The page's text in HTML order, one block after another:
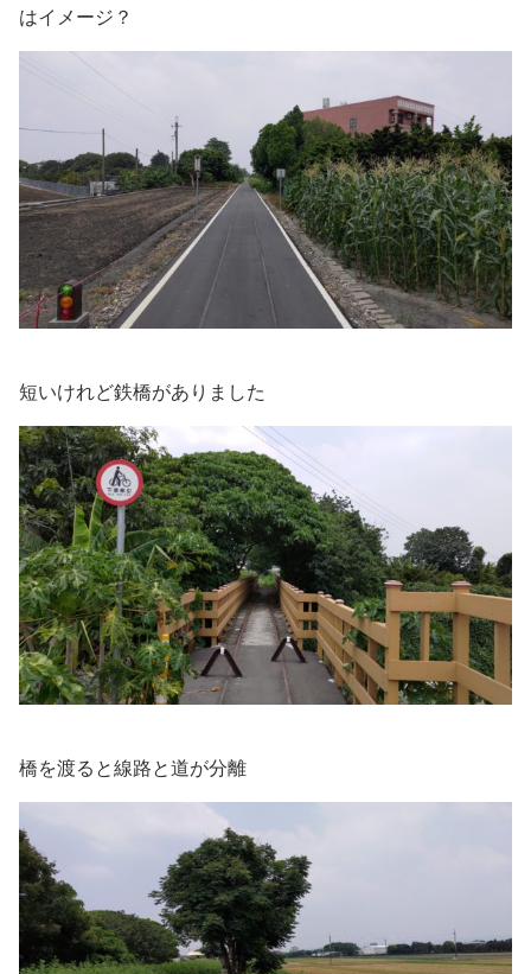
はイメージ？
短いけれど鉄橋がありました
橋を渡ると線路と道が分離